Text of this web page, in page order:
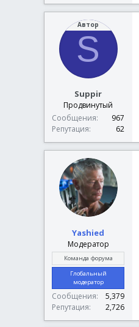
Автор
S
Suppir
Продвинутый
Сообщения
967
Репутация
62
Yashied
Модератор
Команда форума
Глобальный
модератор
Сообщения
5,379
Репутация
2,726